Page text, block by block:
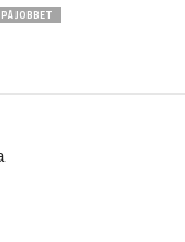
JOBBET